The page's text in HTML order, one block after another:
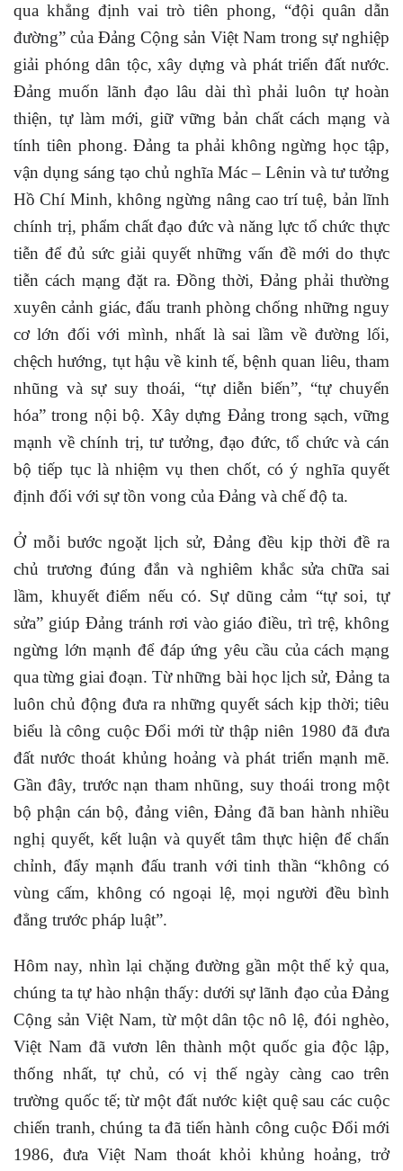
qua khẳng định vai trò tiên phong, “đội quân dẫn
đường” của Đảng Cộng sản Việt Nam trong sự nghiệp
giải phóng dân tộc, xây dựng và phát triển đất nước.
Đảng muốn lãnh đạo lâu dài thì phải luôn tự hoàn
thiện, tự làm mới, giữ vững bản chất cách mạng và
tính tiên phong. Đảng ta phải không ngừng học tập,
vận dụng sáng tạo chủ nghĩa Mác – Lênin và tư tưởng
Hồ Chí Minh, không ngừng nâng cao trí tuệ, bản lĩnh
chính trị, phẩm chất đạo đức và năng lực tổ chức thực
tiễn để đủ sức giải quyết những vấn đề mới do thực
tiễn cách mạng đặt ra. Đồng thời, Đảng phải thường
xuyên cảnh giác, đấu tranh phòng chống những nguy
cơ lớn đối với mình, nhất là sai lầm về đường lối,
chệch hướng, tụt hậu về kinh tế, bệnh quan liêu, tham
nhũng và sự suy thoái, “tự diễn biến”, “tự chuyển
hóa” trong nội bộ. Xây dựng Đảng trong sạch, vững
mạnh về chính trị, tư tưởng, đạo đức, tổ chức và cán
bộ tiếp tục là nhiệm vụ then chốt, có ý nghĩa quyết
định đối với sự tồn vong của Đảng và chế độ ta.
Ở mỗi bước ngoặt lịch sử, Đảng đều kịp thời đề ra
chủ trương đúng đắn và nghiêm khắc sửa chữa sai
lầm, khuyết điểm nếu có. Sự dũng cảm “tự soi, tự
sửa” giúp Đảng tránh rơi vào giáo điều, trì trệ, không
ngừng lớn mạnh để đáp ứng yêu cầu của cách mạng
qua từng giai đoạn. Từ những bài học lịch sử, Đảng ta
luôn chủ động đưa ra những quyết sách kịp thời; tiêu
biểu là công cuộc Đổi mới từ thập niên 1980 đã đưa
đất nước thoát khủng hoảng và phát triển mạnh mẽ.
Gần đây, trước nạn tham nhũng, suy thoái trong một
bộ phận cán bộ, đảng viên, Đảng đã ban hành nhiều
nghị quyết, kết luận và quyết tâm thực hiện để chấn
chỉnh, đẩy mạnh đấu tranh với tinh thần “không có
vùng cấm, không có ngoại lệ, mọi người đều bình
đẳng trước pháp luật”.
Hôm nay, nhìn lại chặng đường gần một thế kỷ qua,
chúng ta tự hào nhận thấy: dưới sự lãnh đạo của Đảng
Cộng sản Việt Nam, từ một dân tộc nô lệ, đói nghèo,
Việt Nam đã vươn lên thành một quốc gia độc lập,
thống nhất, tự chủ, có vị thế ngày càng cao trên
trường quốc tế; từ một đất nước kiệt quệ sau các cuộc
chiến tranh, chúng ta đã tiến hành công cuộc Đổi mới
1986, đưa Việt Nam thoát khỏi khủng hoảng, trở